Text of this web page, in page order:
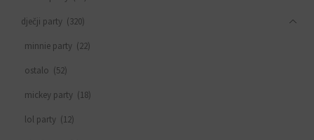
dječji party (320)
minnie party (22)
ostalo (52)
mickey party (18)
lol party (12)